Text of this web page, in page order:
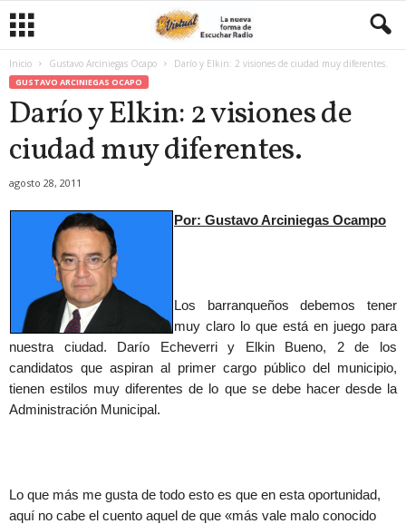
Inicio Gustavo Arciniegas Ocapo Darío y Elkin: 2 visiones de ciudad muy diferentes.
GUSTAVO ARCINIEGAS OCAPO
Darío y Elkin: 2 visiones de
ciudad muy diferentes.
agosto 28, 2011
Por: Gustavo Arciniegas Ocampo
Los barranqueños debemos tener
muy claro lo que está en juego para
nuestra ciudad. Darío Echeverri y Elkin Bueno, 2 de los
candidatos que aspiran al primer cargo público del municipio,
tienen estilos muy diferentes de lo que se debe hacer desde la
Administración Municipal.
Lo que más me gusta de todo esto es que en esta oportunidad,
aquí no cabe el cuento aquel de que «más vale malo conocido